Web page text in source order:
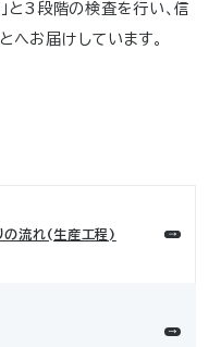
と3段階の検査を行い、信
お届けしています。
の流れ(生産工程)